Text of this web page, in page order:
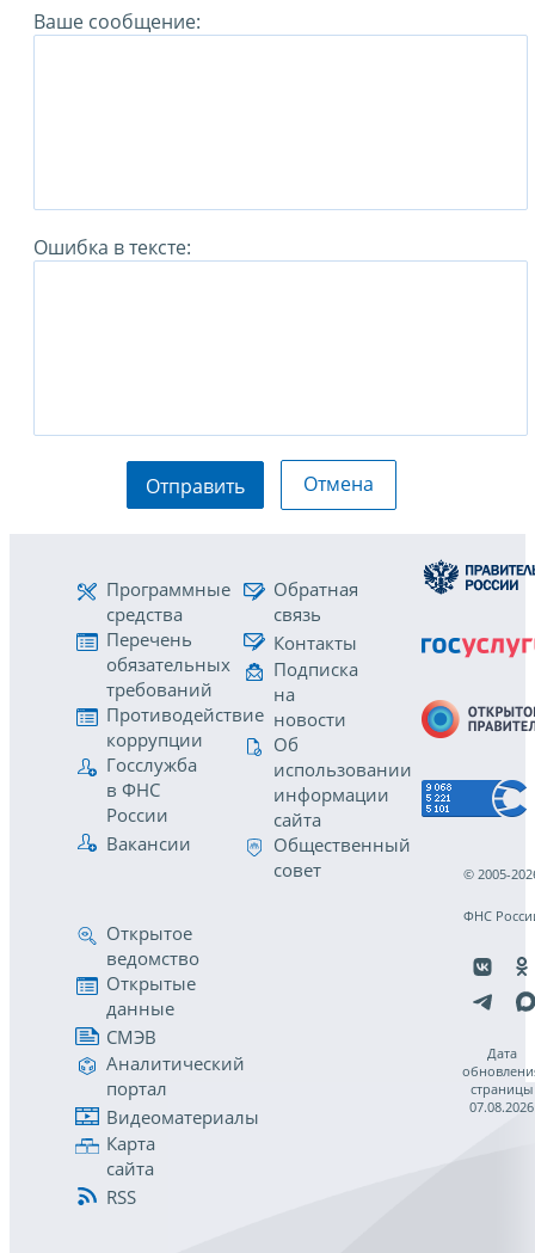
Ваше сообщение:
Ошибка в тексте:
Отправить Отмена
Программные
средства
Перечень
обязательных
требований
Противодействие
коррупции
Госслужба
в ФНС
России
Вакансии
Обратная
связь
Контакты
Подписка
на
новости
Об
использовании
информации
сайта
Общественный
совет
Открытое
ведомство
Открытые
данные
СМЭВ
Аналитический
портал
Видеоматериалы
Карта
сайта
RSS
© 2005-
ФНС
Дата
страницы
07.08.2026